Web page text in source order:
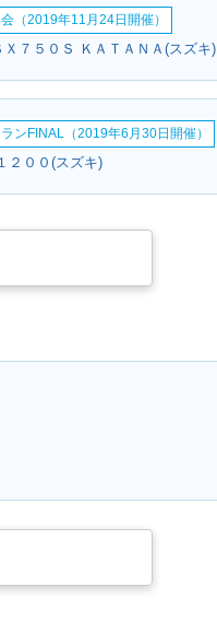
（2019年11月24日開催）
７５０Ｓ ＫＡＴＡＮＡ(スズキ)
ンFINAL（2019年6月30日開催）
２００(スズキ)